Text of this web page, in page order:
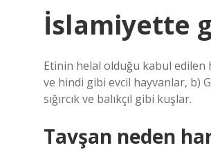
İslamiyette
Etinin helal olduğu kabul edilen
ve hindi gibi evcil hayvanlar, b)
sığırcık ve balıkçıl gibi kuşlar.
Tavşan neden